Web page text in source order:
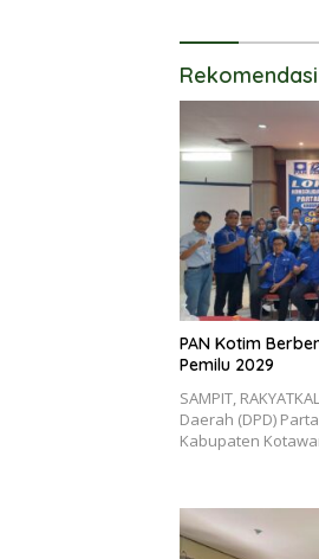
PAN Kotim
Pemilu 2029
SAMPIT,
Daerah (DPD)
Kabupaten